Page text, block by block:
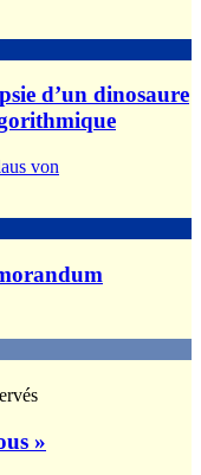
d’un dinosaure
»